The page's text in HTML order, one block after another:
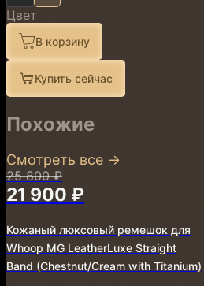
Цвет
В корзину
Купить сейчас
Похожие
Смотреть все →
25 800 ₽
21 900 ₽
Кожаный люксовый ремешок для
Whoop MG LeatherLuxe Straight
Band (Chestnut/Cream with Titanium)